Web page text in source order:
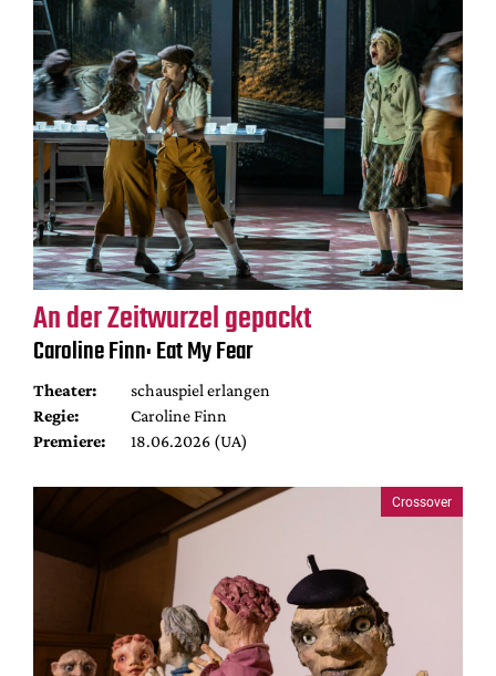
An der Zeitwurzel gepackt
Caroline Finn: Eat My Fear
Theater:
schauspiel erlangen
Regie:
Caroline Finn
Premiere:
18.06.2026 (UA)
Crossover